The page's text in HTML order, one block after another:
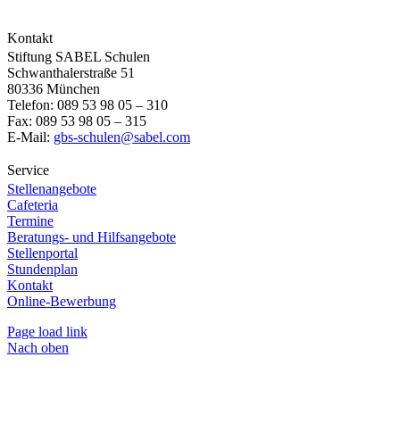
Kontakt
Stiftung SABEL Schulen
Schwanthalerstraße 51
80336 München
Telefon: 089 53 98 05 – 310
Fax: 089 53 98 05 – 315
E-Mail: gbs-schulen@sabel.com
Service
Stellenangebote
Cafeteria
Termine
Beratungs- und Hilfsangebote
Stellenportal
Stundenplan
Kontakt
Online-Bewerbung
Page load link
Nach oben